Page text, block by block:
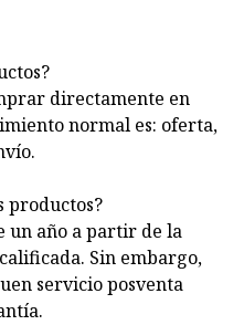
directamente en
normal es: oferta,
productos?
un año a partir de la
Sin embargo,
servicio posventa